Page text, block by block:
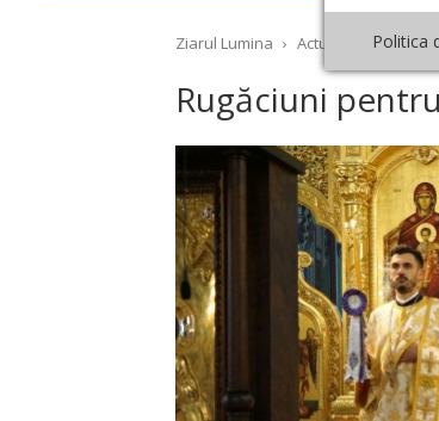
Politica
Ziarul Lumina › Actualitate
Rugăciuni
Octombrie Noiembrie